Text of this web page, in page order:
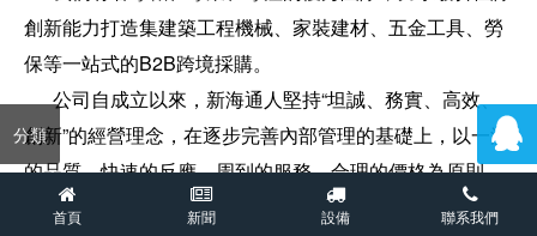
分類
創新能力打造集建築工程機械、家裝建材、五金工具、勞
保等一站式的B2B跨境採購。
      公司自成立以來，新海通人堅持“坦誠、務實、高效、
創新”的經營理念，在逐步完善內部管理的基礎上，以一流
的品質、快速的反應、周到的服務、合理的價格為原則，
依託港澳市場不斷發展壯大，得到了建築業各巨頭的高度
首頁 新聞 設備 聯系我們